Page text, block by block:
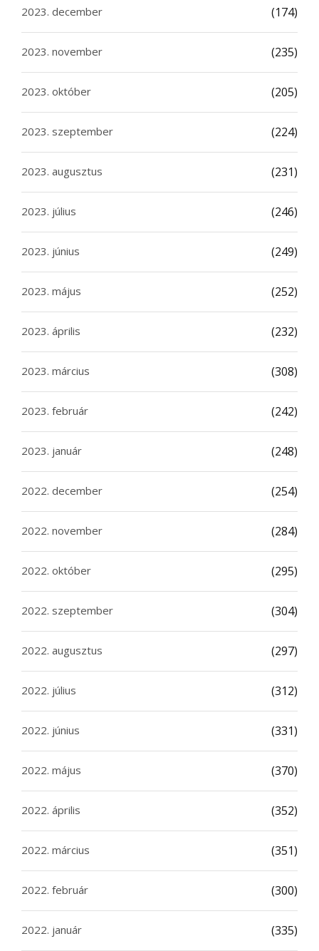
2023. december (174)
2023. november (235)
2023. október (205)
2023. szeptember (224)
2023. augusztus (231)
2023. július (246)
2023. június (249)
2023. május (252)
2023. április (232)
2023. március (308)
2023. február (242)
2023. január (248)
2022. december (254)
2022. november (284)
2022. október (295)
2022. szeptember (304)
2022. augusztus (297)
2022. július (312)
2022. június (331)
2022. május (370)
2022. április (352)
2022. március (351)
2022. február (300)
2022. január (335)